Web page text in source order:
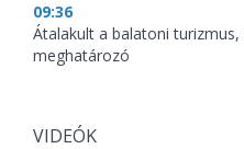
09:36
Átalakult a balatoni
meghatározó
VIDEÓK